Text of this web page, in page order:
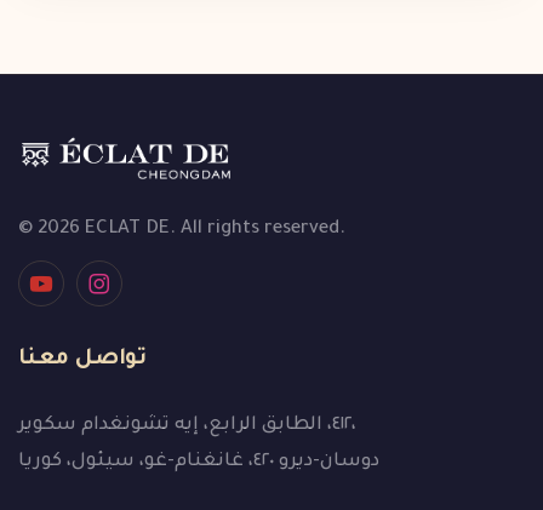
© 2026 ECLAT DE. All rights reserved.
تواصل معنا
٤١٢، الطابق الرابع، إيه تشونغدام سكوير،
دوسان-ديرو ٤٢٠، غانغنام-غو، سيئول، كوريا